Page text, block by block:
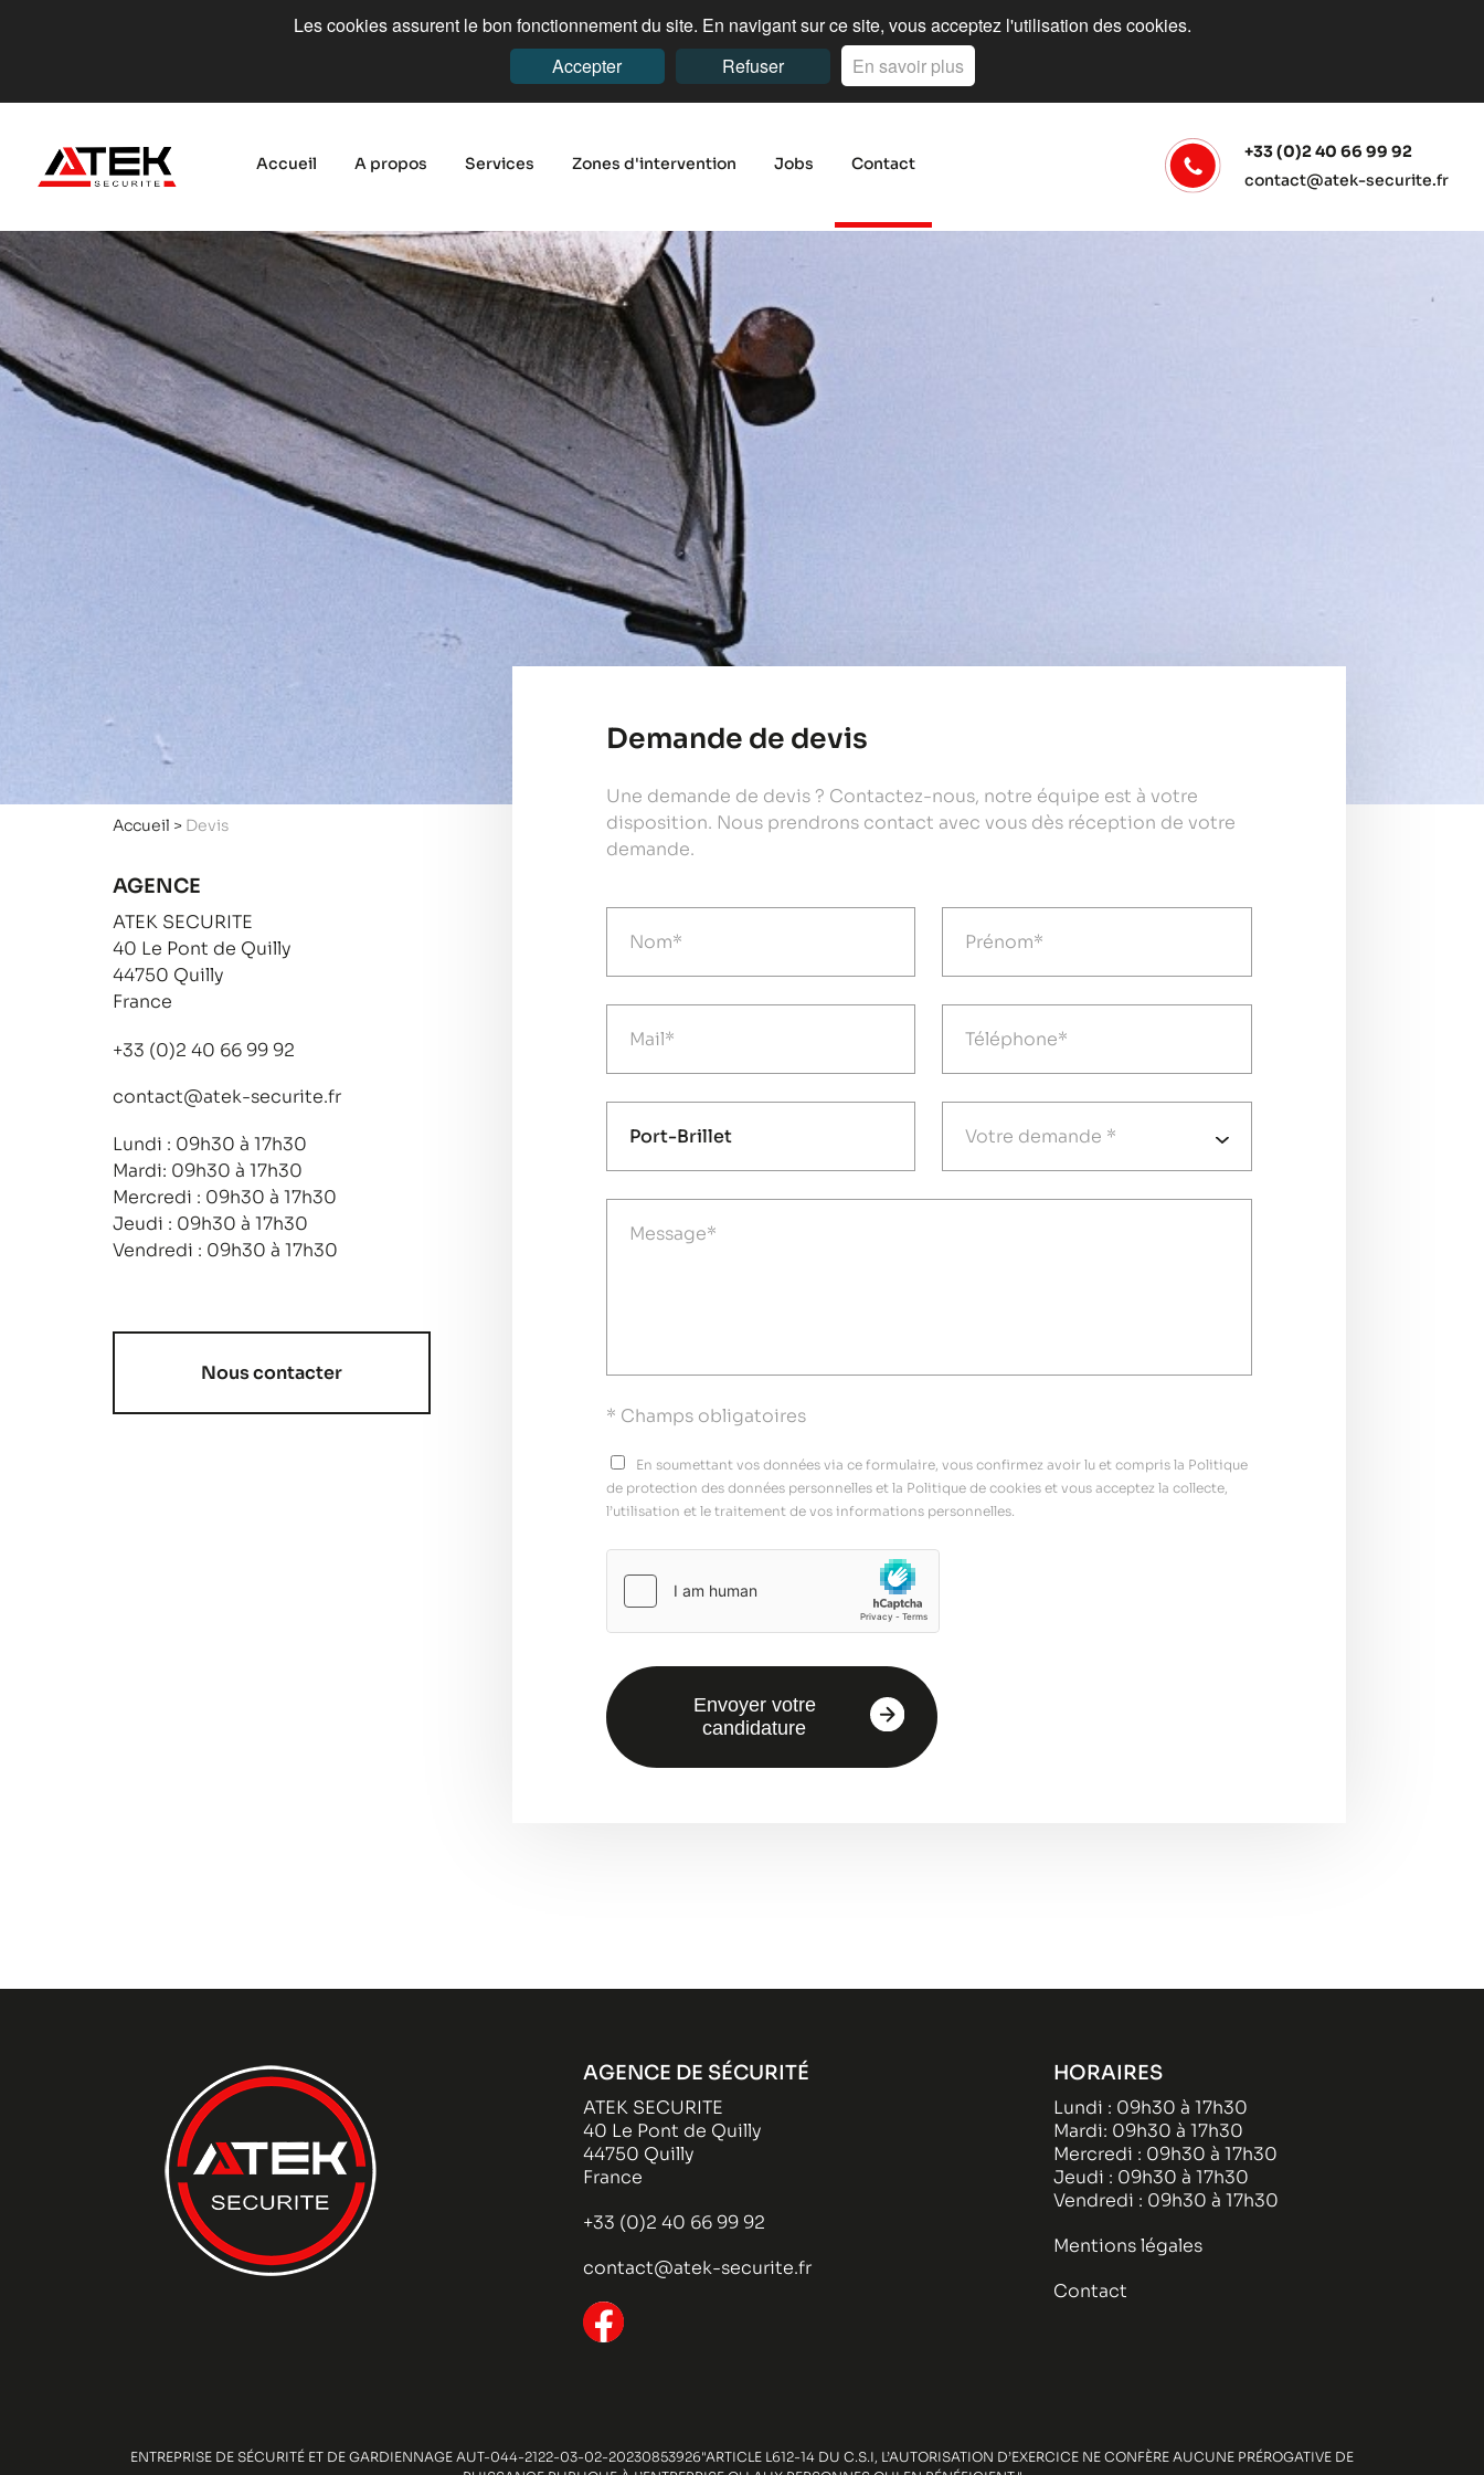
Les cookies assurent le bon fonctionnement du site. En navigant sur ce site, vous acceptez l'utilisation des cookies.
Accepter
Refuser En savoir plus
Accueil A propos Services Zones d'intervention Jobs Contact
+33 (0)2 40 66 99 92
contact@atek-securite.fr
Accueil > Devis
AGENCE
ATEK SECURITE
40 Le Pont de Quilly
44750 Quilly
France
+33 (0)2 40 66 99 92
contact@atek-securite.fr
Lundi : 09h30 à 17h30
Mardi: 09h30 à 17h30
Mercredi : 09h30 à 17h30
Jeudi : 09h30 à 17h30
Vendredi : 09h30 à 17h30
Nous contacter
Demande de devis
Une demande de devis ? Contactez-nous, notre équipe est à votre
disposition. Nous prendrons contact avec vous dès réception de votre
demande.
* Champs obligatoires
En soumettant vos données via ce formulaire, vous confirmez avoir lu et compris la Politique
de protection des données personnelles et la Politique de cookies et vous acceptez la collecte,
l’utilisation et le traitement de vos informations personnelles.
Envoyer votre
candidature
AGENCE DE SÉCURITÉ
ATEK SECURITE
40 Le Pont de Quilly
44750 Quilly
France
+33 (0)2 40 66 99 92
contact@atek-securite.fr
HORAIRES
Lundi : 09h30 à 17h30
Mardi: 09h30 à 17h30
Mercredi : 09h30 à 17h30
Jeudi : 09h30 à 17h30
Vendredi : 09h30 à 17h30
Mentions légales
Contact
ENTREPRISE DE SÉCURITÉ ET DE GARDIENNAGE AUT-044-2122-03-02-20230853926"ARTICLE L612-14 DU C.S.I, L’AUTORISATION D’EXERCICE NE CONFÈRE AUCUNE PRÉROGATIVE DE